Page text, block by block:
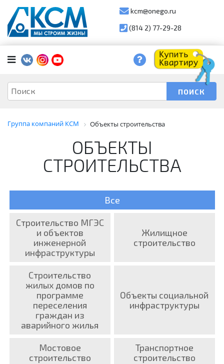
kcm@onego.ru
(814 2) 77-29-28
Группа компаний КСМ Объекты строительства
ОБЪЕКТЫ
СТРОИТЕЛЬСТВА
Все
Строительство МГЭС
и объектов
инженерной
инфраструктуры
Жилищное
строительство
Строительство
жилых домов по
программе
переселения
граждан из
аварийного жилья
Объекты социальной
инфраструктуры
Мостовое
строительство
Транспортное
строительство